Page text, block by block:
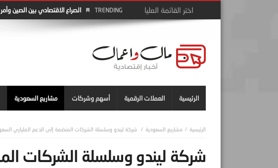
TRENDING الصراع الاقتصادي بين الصين
الرئيسية العملات الرقمية أسهم وشركات مشاريع السعودية
مشاريع السعودية شركة ليندو وسلسلة الشركات المنضمة إلى الدعم الملياري
شركة ليندو وسلسلة الشركات